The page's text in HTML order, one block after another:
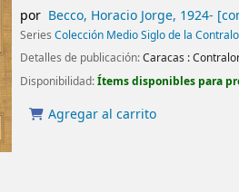
por Becco, Horacio Jorge, 1924-
SeriesColección Medio Siglo de la
Detalles de publicación:Caracas :
Disponibilidad:Ítems disponibles para
Agregar al carrito